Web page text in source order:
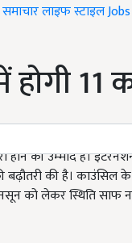
लाइफ स्टाइलJobs
11
की उम्‍मीद है।
की है। काउंसिल
को लेकर स्थिति साफ